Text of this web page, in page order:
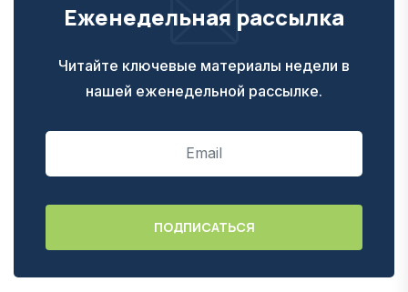
Еженедельная рассылка
Читайте ключевые материалы недели в
нашей еженедельной рассылке.